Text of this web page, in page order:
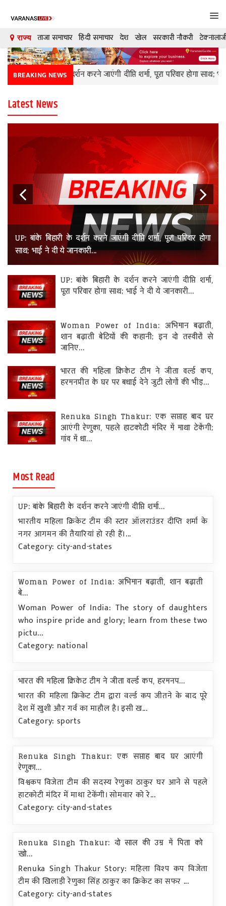
राज्य ताजा समाचार हिंदी समाचार देश खेल सरकारी नौकरी
देश
दुनिया
मनोरंजन
शिक्षा
कारोबार
स्वास्थ्य
UP: बांके बिहारी के दर्शन करने जाएंगी दीप्ति शर्मा, पूरा परिवार होगा साथ; भाई
BREAKING NEWS
Latest News
UP: बांके बिहारी के दर्शन करने जाएंगी दीप्ति शर्मा, पूरा परिवार होगा
साथ; भाई ने दी ये जानकारी...
Next
UP: बांके बिहारी के दर्शन करने जाएंगी दीप्ति शर्मा,
पूरा परिवार होगा साथ; भाई ने दी ये जानकारी...
Woman Power of India: अभिमान बढ़ाती,
शान बढ़ाती बेटियों की कहानी; इन दो तस्वीरों से
जानिए...
भारत की महिला क्रिकेट टीम ने जीता वर्ल्ड कप,
हरमनप्रीत के घर पर बधाई देने जुटी लोगों की भीड़...
Renuka Singh Thakur: एक सप्ताह बाद घर
आएंगी रेणुका, पहले हाटकोटी मंदिर में माथा टेकेंगी;
गांव में धा...
Most Read
UP: बांके बिहारी के दर्शन करने जाएंगी दीप्ति शर्मा...
भारतीय महिला क्रिकेट टीम की स्टार ऑलराउंडर दीप्ति शर्मा के
नगर आगमन की तैयारियां हो रही हैं।...
Category: city-and-states
Woman Power of India: अभिमान बढ़ाती, शान बढ़ाती
बे...
Woman Power of India: The story of daughters
who inspire pride and glory; learn from these two
pictu...
Category: national
भारत की महिला क्रिकेट टीम ने जीता वर्ल्ड कप, हरमनप...
भारत की महिला क्रिकेट टीम द्वारा वर्ल्ड कप जीतने के बाद पूरे
देश में खुशी और गर्व का माहौल है। इसी ख...
Category: sports
Renuka Singh Thakur: एक सप्ताह बाद घर आएंगी
रेणुका...
विश्वकप विजेता टीम की सदस्य रेणुका ठाकुर घर आने से पहले
हाटकोटी मंदिर में माथा टेकेंगी। सोमवार को रे...
Category: city-and-states
Renuka Singh Thakur: दो साल की उम्र में पिता को
खो...
Renuka Singh Thakur Story: महिला विश्प कप विजेता
टीम की खिलाड़ी रेणुका सिंह ठाकुर का क्रिकेट का सफर ...
Category: city-and-states